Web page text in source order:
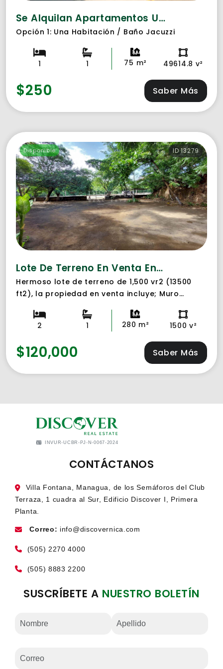
Se Alquilan Apartamentos Ubicados En Carretera Vieja León ID 9699
Opción 1: Una Habitación / Baño Jacuzzi
1 1 75 m² 49614.8 v²
$250 Saber Más
ID 13279
Disponible
Lote De Terreno En Venta En Carretera Vieja León
Hermoso lote de terreno de 1,500 vr2 (13500
ft2), la propiedad en venta incluye; Muro
vehicular, portón manual, garaje bajo techo
para dos vehículos. Casa de 120 m2 su área
construida, (dos amplias habitaciones 1 baño y
sus ambientes, incluida terraza
techada). Apartamento de 60 m2 su área
construida, una bodega de 200 m2 su área
2 1 280 m² 1500 v²
$120,000 Saber Más
INVUR-UCBR-PJ-N-0067-2024
CONTÁCTANOS
Villa Fontana, Managua, de los Semáforos del Club
Terraza, 1 cuadra al Sur, Edificio Discover I, Primera
Planta.
Correo: info@discovernica.com
(505) 2270 4000
(505) 8883 2200
SUSCRÍBETE A NUESTRO BOLETÍN